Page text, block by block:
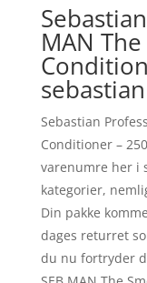
MAN
Sebastian
Conditioner –
varenumre her i
kategorier,
Din pakke
dages returret
du nu fortryder